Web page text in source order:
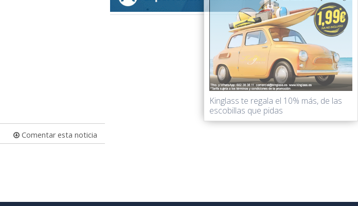
Comentar esta noticia
Kinglass te regala el 10% más, de las
escobillas que pidas